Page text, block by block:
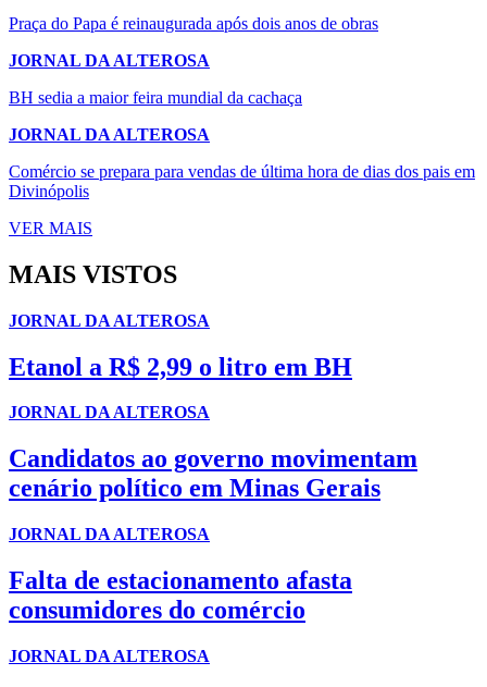
Praça do Papa é reinaugurada após dois anos de obras
JORNAL DA ALTEROSA
BH sedia a maior feira mundial da cachaça
JORNAL DA ALTEROSA
Comércio se prepara para vendas de última hora de dias dos pais em
Divinópolis
VER MAIS
MAIS VISTOS
JORNAL DA ALTEROSA
Etanol a R$ 2,99 o litro em BH
JORNAL DA ALTEROSA
Candidatos ao governo movimentam
cenário político em Minas Gerais
JORNAL DA ALTEROSA
Falta de estacionamento afasta
consumidores do comércio
JORNAL DA ALTEROSA